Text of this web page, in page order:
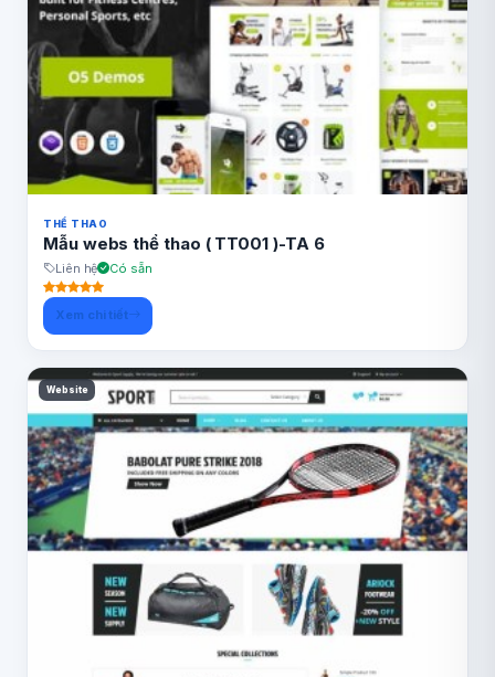
THỂ THAO
Mẫu webs thể thao ( TT001 )-TA 6
Liên hệ Có sẵn
Xem chi tiết
Website